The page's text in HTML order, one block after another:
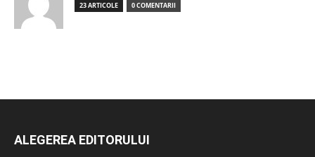
23 ARTICOLE 0 COMENTARII
ALEGEREA EDITORULUI